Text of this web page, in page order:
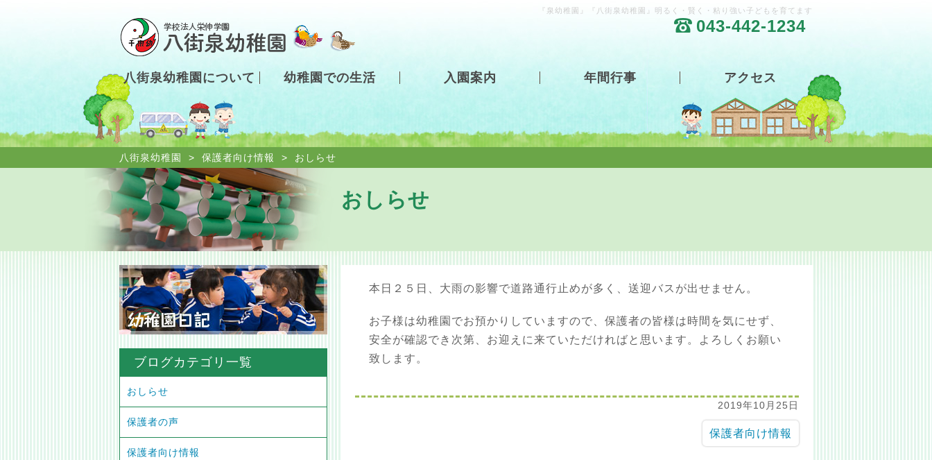
『泉幼稚園』『八街泉幼稚園』明るく・賢く・粘り強い子どもを育てます
043-442-1234
八街泉幼稚園について 幼稚園での生活 入園案内 年間行事 アクセス
八街泉幼稚園 > 保護者向け情報 > おしらせ
おしらせ
本日２５日、大雨の影響で道路通行止めが多く、送迎バスが出せません。
お子様は幼稚園でお預かりしていますので、保護者の皆様は時間を気にせず、
安全が確認でき次第、お迎えに来ていただければと思います。よろしくお願い
致します。
2019年10月25日
保護者向け情報
ブログカテゴリ一覧
おしらせ
保護者の声
保護者向け情報